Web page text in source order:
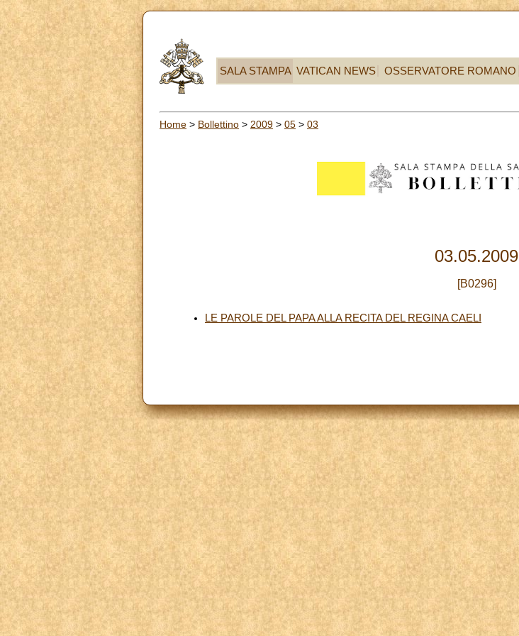
SALA STAMPA VATICAN NEWS OSSERVATORE ROMANO
Home > Bollettino > 2009 > 05 > 03
03.05.2009
[B0296]
LE PAROLE DEL PAPA ALLA RECITA DEL REGINA CAELI